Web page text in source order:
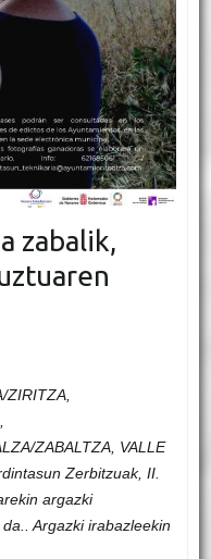
zabalik,
ZIRITZA,
ZABALTZA, VALLE
Zerbitzuak, II.
argazki
. Argazki irabazleekin